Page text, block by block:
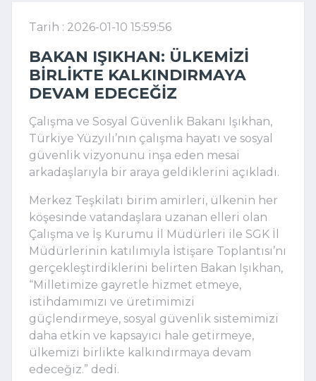
Tarih : 2026-01-10 15:59:56
BAKAN IŞIKHAN: ÜLKEMIZI
BIRLIKTE KALKINDIRMAYA
DEVAM EDECEĞIZ
Çalışma ve Sosyal Güvenlik Bakanı Işıkhan,
Türkiye Yüzyılı’nın çalışma hayatı ve sosyal
güvenlik vizyonunu inşa eden mesai
arkadaşlarıyla bir araya geldiklerini açıkladı.
Merkez Teşkilatı birim amirleri, ülkenin her
köşesinde vatandaşlara uzanan elleri olan
Çalışma ve İş Kurumu İl Müdürleri ile SGK İl
Müdürlerinin katılımıyla İstişare Toplantısı’nı
gerçekleştirdiklerini belirten Bakan Işıkhan,
“Milletimize gayretle hizmet etmeye,
istihdamımızı ve üretimimizi
güçlendirmeye, sosyal güvenlik sistemimizi
daha etkin ve kapsayıcı hale getirmeye,
ülkemizi birlikte kalkındırmaya devam
edeceğiz.” dedi.